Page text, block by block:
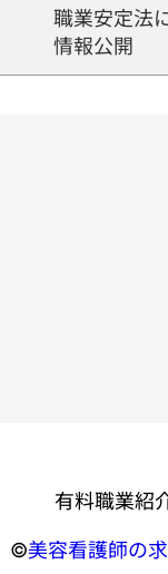
職業安定法
情報公開
有料職業紹
©美容看護師の